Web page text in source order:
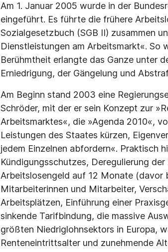
Am 1. Januar 2005 wurde in der
eingeführt. Es führte die frühere
Sozialgesetzbuch (SGB II) zusammen
Dienstleistungen am Arbeitsmarkt«. So
Berühmtheit erlangte das Ganze unter
Erniedrigung, der Gängelung und
Am Beginn stand 2003 eine
Schröder, mit der er sein Konzept zur
Arbeitsmarktes«, die »Agenda 2010«,
Leistungen des Staates kürzen,
jedem Einzelnen abfordern«. Praktisch
Kündigungsschutzes, Deregulierung
Arbeitslosengeld auf 12 Monate (davor
Mitarbeiterinnen und Mitarbeiter,
Arbeitsplätzen, Einführung einer
sinkende Tarifbindung, die massive
größten Niedriglohnsektors in Europa,
Renteneintrittsalter und zunehmende